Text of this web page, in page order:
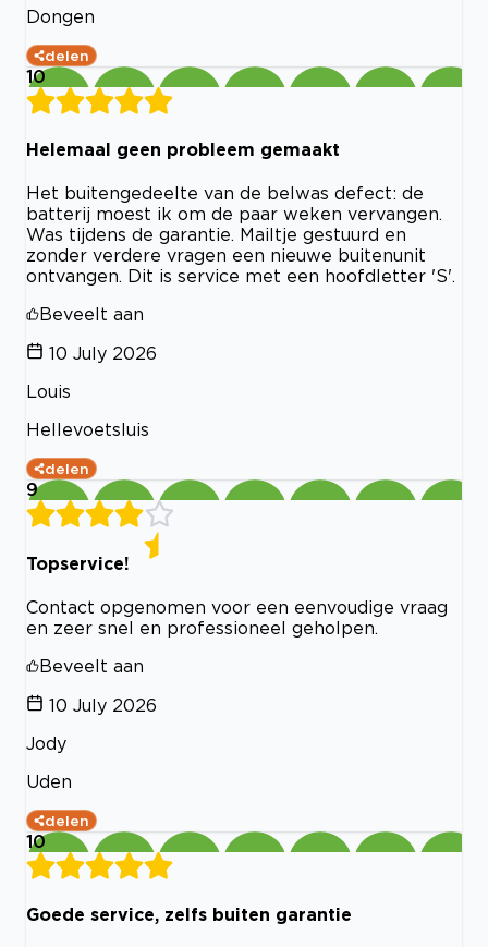
Dongen
delen
10
Helemaal geen probleem gemaakt
Het buitengedeelte van de belwas defect: de
batterij moest ik om de paar weken vervangen.
Was tijdens de garantie. Mailtje gestuurd en
zonder verdere vragen een nieuwe buitenunit
ontvangen. Dit is service met een hoofdletter 'S'.
Beveelt aan
10 July 2026
Louis
Hellevoetsluis
delen
9
Topservice!
Contact opgenomen voor een eenvoudige vraag
en zeer snel en professioneel geholpen.
Beveelt aan
10 July 2026
Jody
Uden
delen
10
Goede service, zelfs buiten garantie